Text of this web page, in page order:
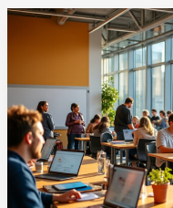
l’UE
ce
que
c’est
et
comment
en
profiter